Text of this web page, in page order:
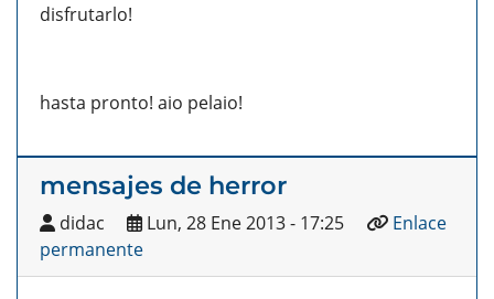
disfrutarlo!
hasta pronto! aio pelaio!
mensajes de herror
didac Lun, 28 Ene 2013 - 17:25
Enlace
permanente